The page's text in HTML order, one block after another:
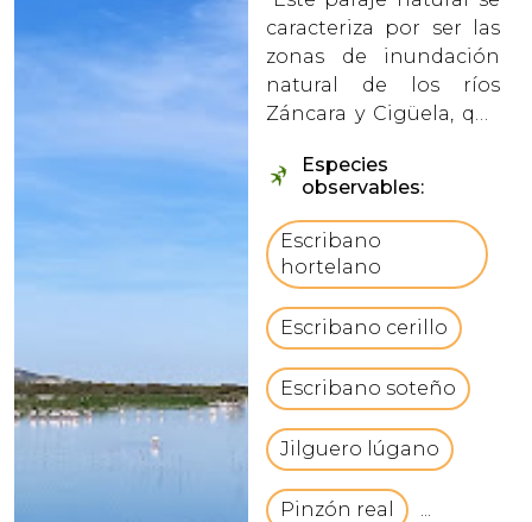
caracteriza por ser las
zonas de inundación
natural de los ríos
Záncara y Cigüela, que
fluviales de escasa
profundidad. vbCrLfLo
que distingue a este
humedal es la
composición de las
aguas de sus ríos: el
Zánca...
Especies
observables:
Escribano
hortelano
Escribano cerillo
Escribano soteño
Jilguero lúgano
Pinzón real ...